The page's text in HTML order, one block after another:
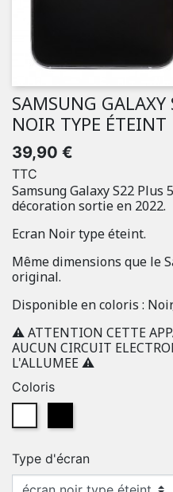
SAMSUNG
NOIR TYPE ÉTEINT
39,90 €
TTC
Samsung Galaxy S22 Plus
décoration sortie en 2022.
Ecran Noir type éteint.
Même dimensions que le
original.
Disponible en coloris :
⚠️ ATTENTION CETTE
AUCUN CIRCUIT
L'ALLUMEE ⚠️
Coloris
Type d'écran